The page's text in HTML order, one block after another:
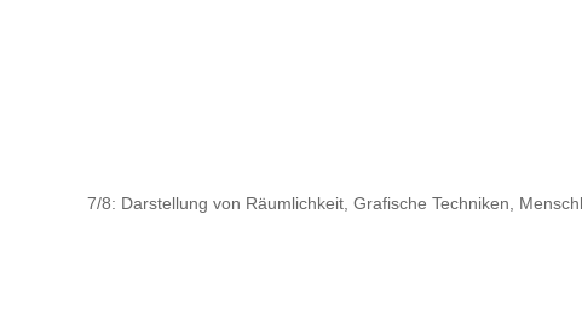
7/8: Darstellung von Räumlichkeit, Grafische Techniken,